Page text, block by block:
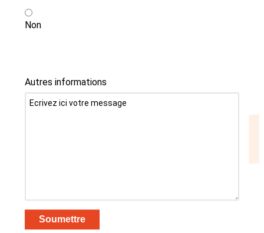
Non
Autres informations
Soumettre